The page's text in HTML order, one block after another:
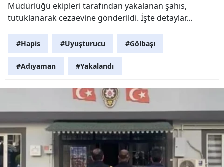
Müdürlüğü ekipleri tarafından yakalanan şahıs,
tutuklanarak cezaevine gönderildi. İşte detaylar...
#Hapis #Uyuşturucu #Gölbaşı
#Adıyaman #Yakalandı